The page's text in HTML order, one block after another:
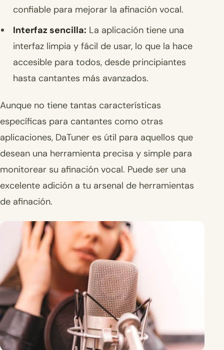
confiable para mejorar la afinación vocal.
Interfaz sencilla: La aplicación tiene una
interfaz limpia y fácil de usar, lo que la hace
accesible para todos, desde principiantes
hasta cantantes más avanzados.
Aunque no tiene tantas características
específicas para cantantes como otras
aplicaciones, DaTuner es útil para aquellos que
desean una herramienta precisa y simple para
monitorear su afinación vocal. Puede ser una
excelente adición a tu arsenal de herramientas
de afinación.